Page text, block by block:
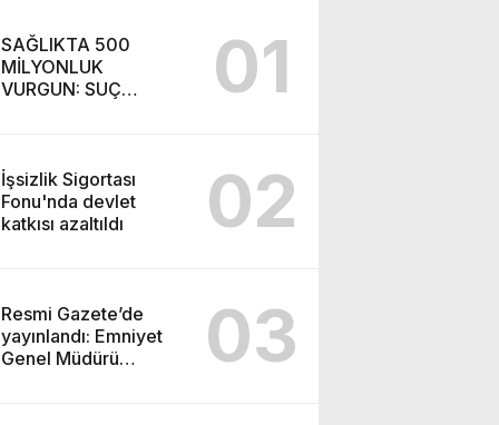
SAĞLIKTA 500
MİLYONLUK
VURGUN: SUÇ
01
İşsizlik Sigortası
Fonu'nda devlet
katkısı azaltıldı
02
Resmi Gazete’de
yayınlandı: Emniyet
Genel Müdürü
03